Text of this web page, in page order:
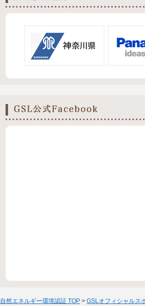
自然エネルギー環境認証 TOP > GSLオフィシャルス